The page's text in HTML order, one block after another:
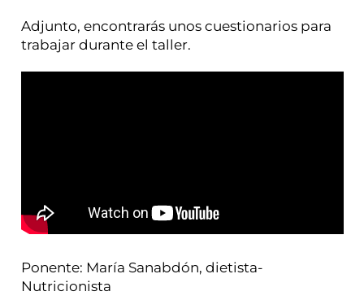
Adjunto, encontrarás unos cuestionarios para
trabajar durante el taller.
Ponente: María Sanabdón, dietista-
Nutricionista